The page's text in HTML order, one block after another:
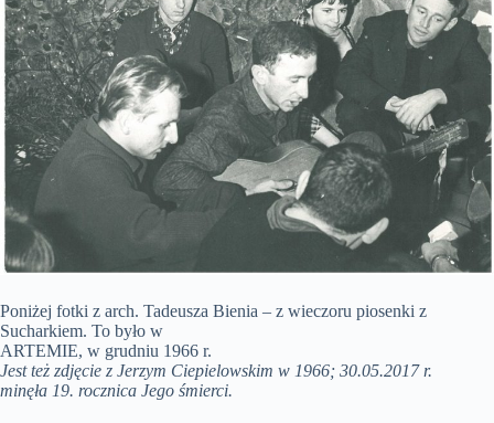
Poniżej fotki z arch. Tadeusza Bienia – z wieczoru piosenki z
Sucharkiem. To było w
ARTEMIE, w grudniu 1966 r.
Jest też zdjęcie z Jerzym Ciepielowskim w 1966; 30.05.2017 r.
minęła 19. rocznica Jego śmierci.